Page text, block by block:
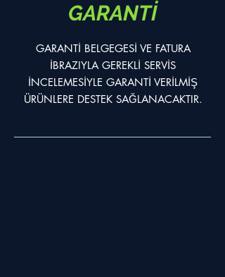
GARANTİ
GARANTİ BELGEGESİ VE FATURA
İBRAZIYLA GEREKLİ SERVİS
İNCELEMESİYLE GARANTİ VERİLMİŞ
ÜRÜNLERE DESTEK SAĞLANACAKTIR.